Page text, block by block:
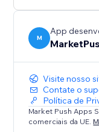
M
App
Visite nosso
Contate o
Política de
Market Push Apps
comerciais da UE.